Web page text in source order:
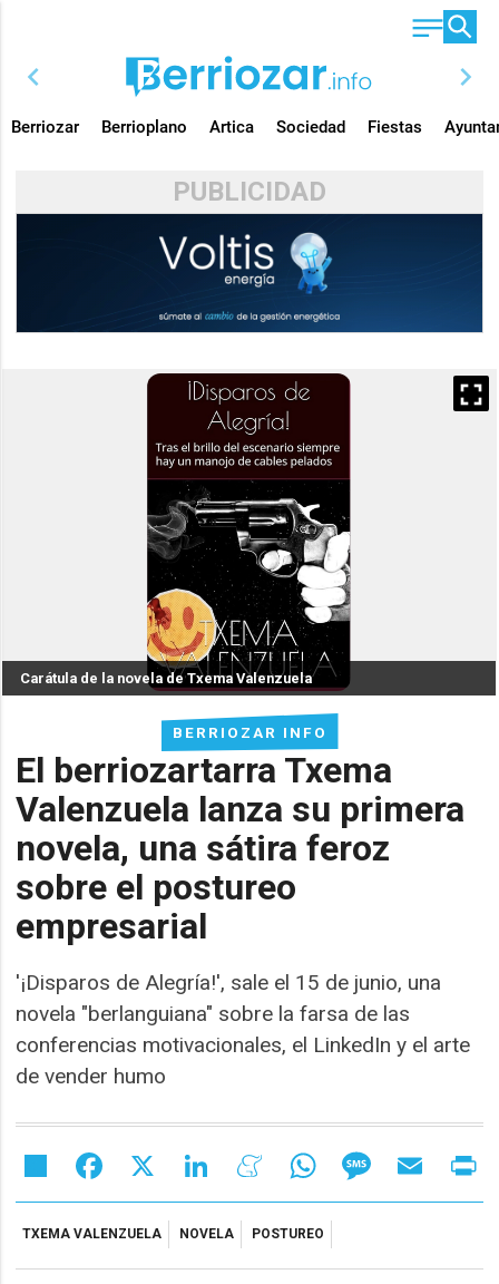
chevron_left chevron_right
Berriozar Berrioplano Artica Sociedad Fiestas
PUBLICIDAD
BERRIOZAR INFO
El berriozartarra Txema
Valenzuela lanza su primera
novela, una sátira feroz
sobre el postureo
empresarial
'¡Disparos de Alegría!', sale el 15 de junio, una
novela "berlanguiana" sobre la farsa de las
conferencias motivacionales, el LinkedIn y el arte
de vender humo
Carátula de la novela de Txema Valenzuela
Share Facebook LinkedIn MeneameWhatsAppMessageEmail
TXEMA VALENZUELA NOVELA POSTUREO